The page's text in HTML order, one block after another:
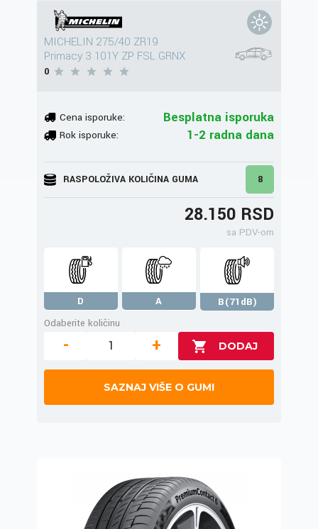
MICHELIN 275/40 ZR19
Primacy 3 101Y ZP FSL GRNX
0
Cena isporuke: Besplatna isporuka
Rok isporuke: 1-2 radna dana
RASPOLOŽIVA KOLIČINA GUMA 8
28.150 RSD
sa PDV-om
D A
B(71dB)
Odaberite količinu
- +
SAZNAJ VIŠE O GUMI